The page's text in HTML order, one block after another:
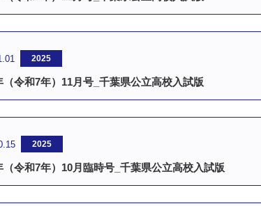
2025
（令和7年）11月号_千葉県公立高校入試版
2025
（令和7年）10月臨時号_千葉県公立高校入試版